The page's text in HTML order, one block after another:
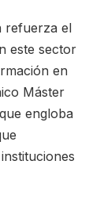
refuerza el
este sector
en
Máster
engloba